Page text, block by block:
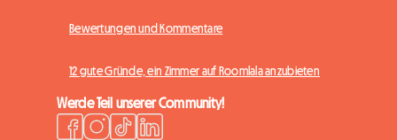
Bewertungen und Kommentare
12 gute Gründe, ein Zimmer auf Roomlala anzubieten
Werde Teil unserer Community!